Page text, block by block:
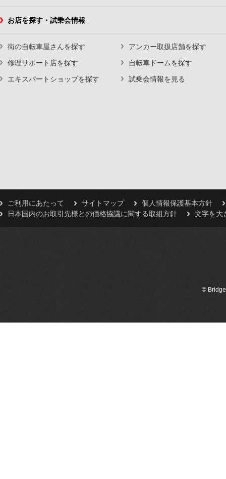
お店を探す・試乗会情報
街の自転車屋さんを探す
修理サポート店を探す
エキスパートショップを探す
アンカー取扱店舗を探す
自転車ドームを探す
試乗会情報を見る
ご利用にあたって サイトマップ
個人情報保護基本方針
日本国内のお取引先様との価格協議に関する取組方針
文字を大
©